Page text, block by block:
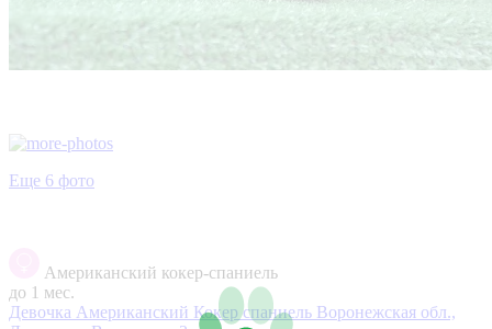
Еще 6 фото
Американский кокер-спаниель
до 1 мес.
Девочка Американский Кокер спаниель Воронежская обл.,